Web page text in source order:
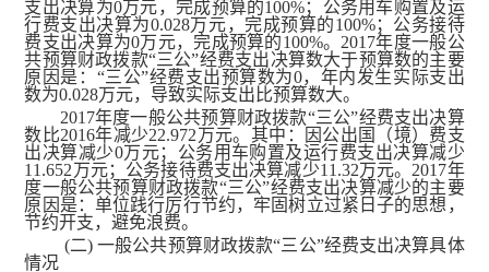
支出决算为0万元，完成预算的100%；公务用车购置及运
行费支出决算为0.028万元，完成预算的100%；公务接待
费支出决算为0万元，完成预算的100%。2017年度一般公
共预算财政拨款“三公”经费支出决算数大于预算数的主要
原因是：“三公”经费支出预算数为0，年内发生实际支出
数为0.028万元，导致实际支出比预算数大。
2017年度一般公共预算财政拨款“三公”经费支出决算
数比2016年减少22.972万元。其中：因公出国（境）费支
出决算减少0万元；公务用车购置及运行费支出决算减少
11.652万元；公务接待费支出决算减少11.32万元。2017年
度一般公共预算财政拨款“三公”经费支出决算减少的主要
原因是：单位践行厉行节约，牢固树立过紧日子的思想，
节约开支，避免浪费。
(二) 一般公共预算财政拨款“三公”经费支出决算具体
情况